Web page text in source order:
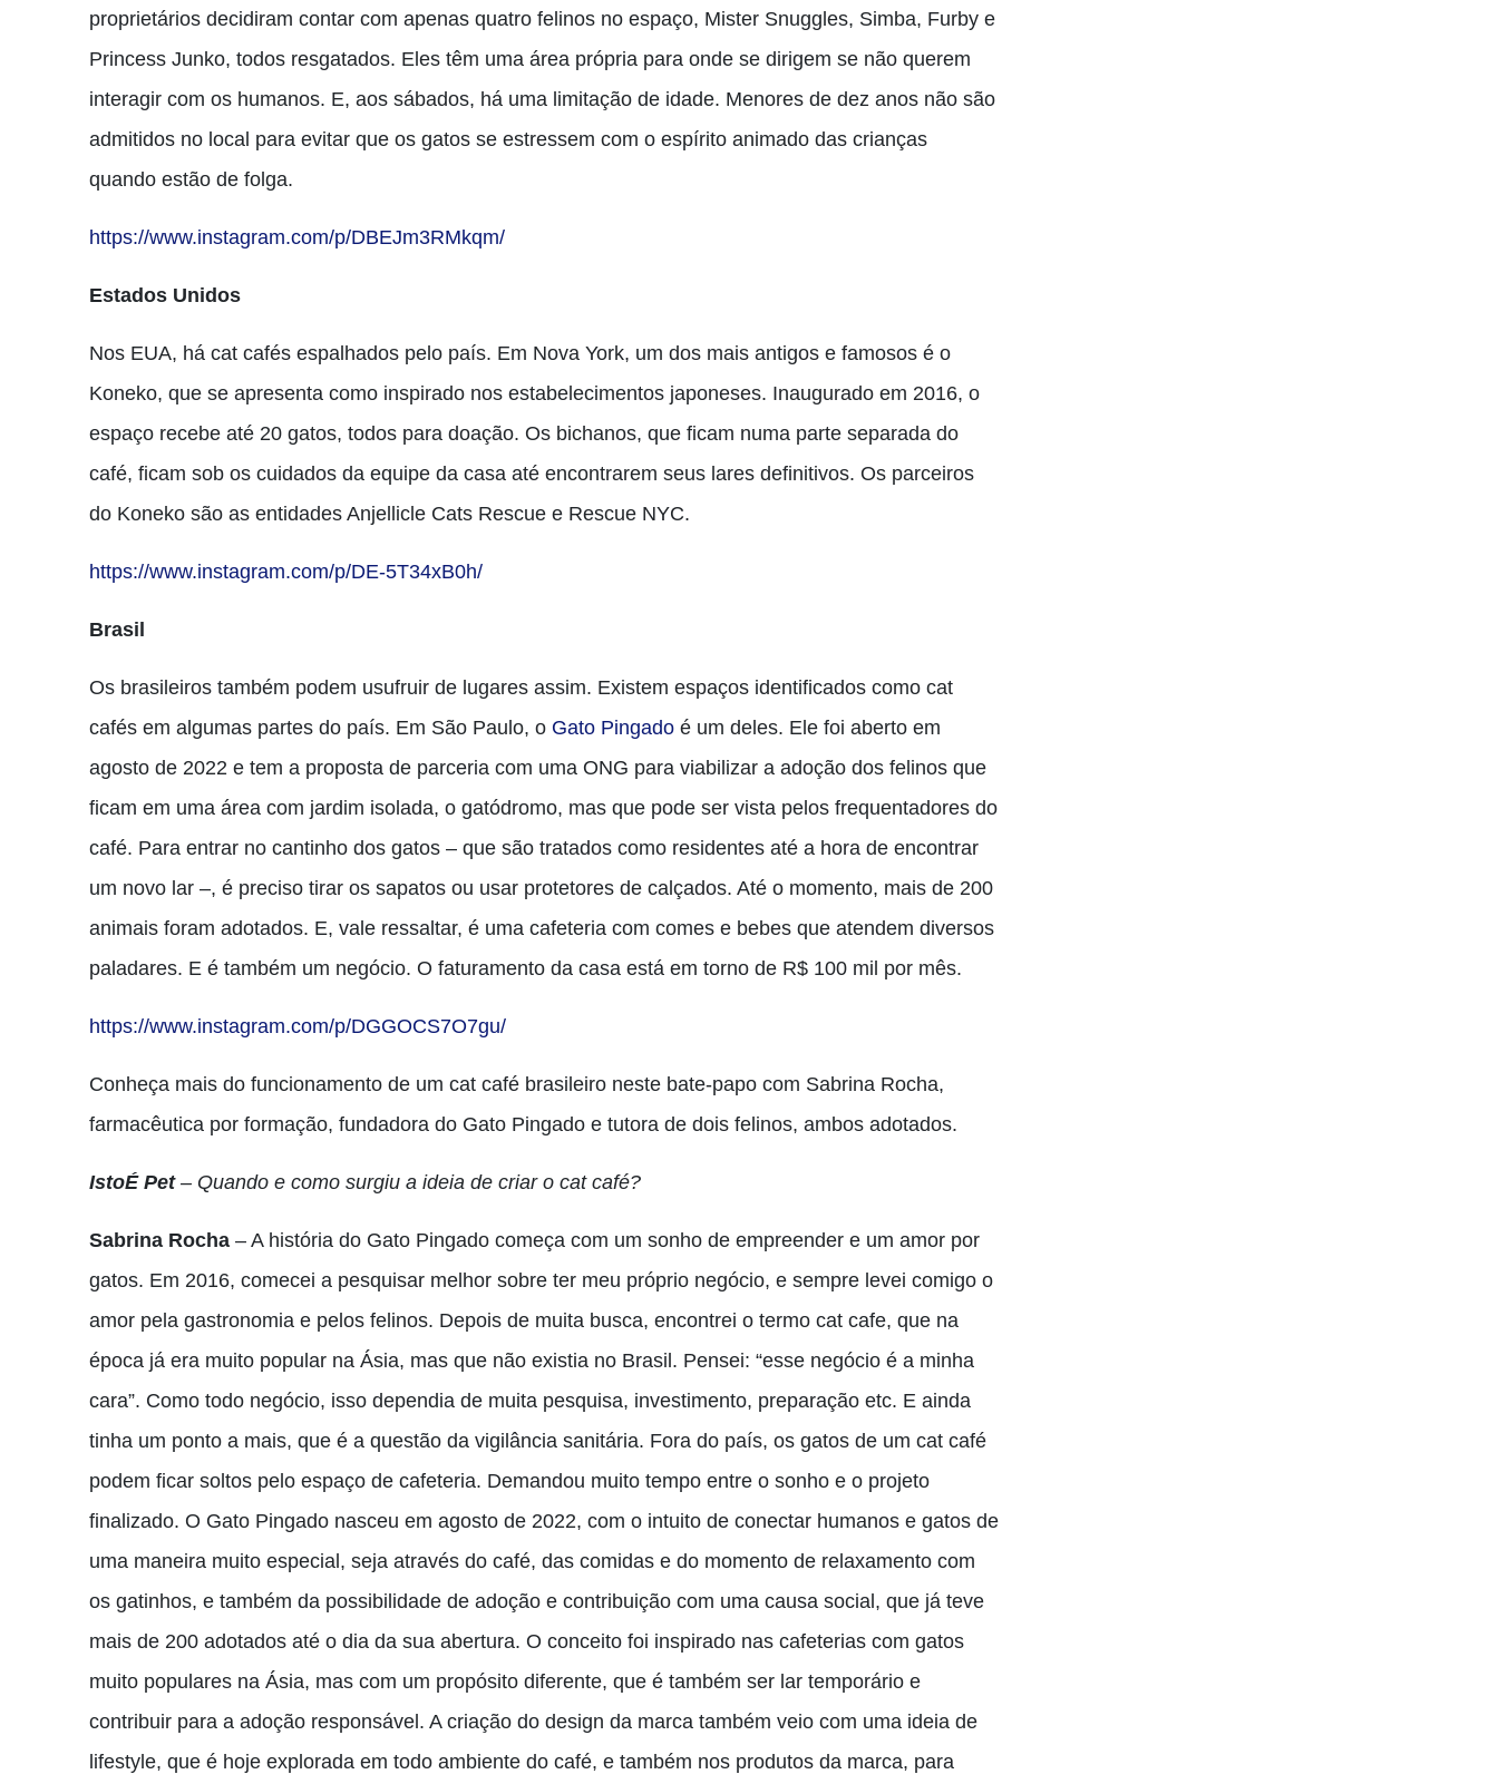
proprietários decidiram contar com apenas quatro felinos no espaço, Mister Snuggles, Simba, Furby e
Princess Junko, todos resgatados. Eles têm uma área própria para onde se dirigem se não querem
interagir com os humanos. E, aos sábados, há uma limitação de idade. Menores de dez anos não são
admitidos no local para evitar que os gatos se estressem com o espírito animado das crianças
quando estão de folga.
https://www.instagram.com/p/DBEJm3RMkqm/
Estados Unidos
Nos EUA, há cat cafés espalhados pelo país. Em Nova York, um dos mais antigos e famosos é o
Koneko, que se apresenta como inspirado nos estabelecimentos japoneses. Inaugurado em 2016, o
espaço recebe até 20 gatos, todos para doação. Os bichanos, que ficam numa parte separada do
café, ficam sob os cuidados da equipe da casa até encontrarem seus lares definitivos. Os parceiros
do Koneko são as entidades Anjellicle Cats Rescue e Rescue NYC.
https://www.instagram.com/p/DE-5T34xB0h/
Brasil
Os brasileiros também podem usufruir de lugares assim. Existem espaços identificados como cat
cafés em algumas partes do país. Em São Paulo, o Gato Pingado é um deles. Ele foi aberto em
agosto de 2022 e tem a proposta de parceria com uma ONG para viabilizar a adoção dos felinos que
ficam em uma área com jardim isolada, o gatódromo, mas que pode ser vista pelos frequentadores do
café. Para entrar no cantinho dos gatos – que são tratados como residentes até a hora de encontrar
um novo lar –, é preciso tirar os sapatos ou usar protetores de calçados. Até o momento, mais de 200
animais foram adotados. E, vale ressaltar, é uma cafeteria com comes e bebes que atendem diversos
paladares. E é também um negócio. O faturamento da casa está em torno de R$ 100 mil por mês.
https://www.instagram.com/p/DGGOCS7O7gu/
Conheça mais do funcionamento de um cat café brasileiro neste bate-papo com Sabrina Rocha,
farmacêutica por formação, fundadora do Gato Pingado e tutora de dois felinos, ambos adotados.
IstoÉ Pet– Quando e como surgiu a ideia de criar o cat café?
Sabrina Rocha – A história do Gato Pingado começa com um sonho de empreender e um amor por
gatos. Em 2016, comecei a pesquisar melhor sobre ter meu próprio negócio, e sempre levei comigo o
amor pela gastronomia e pelos felinos. Depois de muita busca, encontrei o termo cat cafe, que na
época já era muito popular na Ásia, mas que não existia no Brasil. Pensei: “esse negócio é a minha
cara”. Como todo negócio, isso dependia de muita pesquisa, investimento, preparação etc. E ainda
tinha um ponto a mais, que é a questão da vigilância sanitária. Fora do país, os gatos de um cat café
podem ficar soltos pelo espaço de cafeteria. Demandou muito tempo entre o sonho e o projeto
finalizado. O Gato Pingado nasceu em agosto de 2022, com o intuito de conectar humanos e gatos de
uma maneira muito especial, seja através do café, das comidas e do momento de relaxamento com
os gatinhos, e também da possibilidade de adoção e contribuição com uma causa social, que já teve
mais de 200 adotados até o dia da sua abertura. O conceito foi inspirado nas cafeterias com gatos
muito populares na Ásia, mas com um propósito diferente, que é também ser lar temporário e
contribuir para a adoção responsável. A criação do design da marca também veio com uma ideia de
lifestyle, que é hoje explorada em todo ambiente do café, e também nos produtos da marca, para